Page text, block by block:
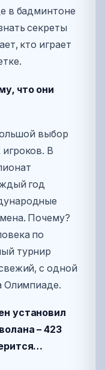
в бадминтоне
секреты
кто играет
что они
выбор
В
год
Почему?
по
турнир
с одной
Олимпиаде.
установил
– 423